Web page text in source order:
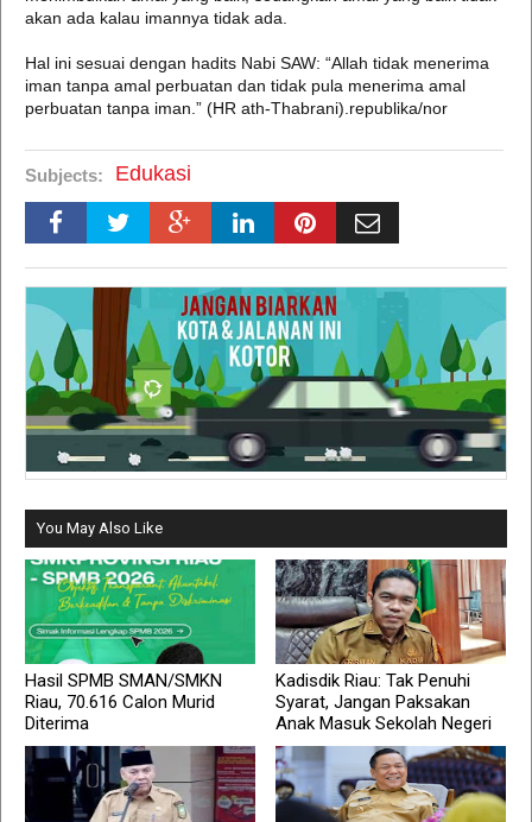
akan ada kalau imannya tidak ada.
Hal ini sesuai dengan hadits Nabi SAW: “Allah tidak menerima
iman tanpa amal perbuatan dan tidak pula menerima amal
perbuatan tanpa iman.” (HR ath-Thabrani).republika/nor
Subjects: Edukasi
You May Also Like
Hasil SPMB SMAN/SMKN
Riau, 70.616 Calon Murid
Diterima
Kadisdik Riau: Tak Penuhi
Syarat, Jangan Paksakan
Anak Masuk Sekolah Negeri